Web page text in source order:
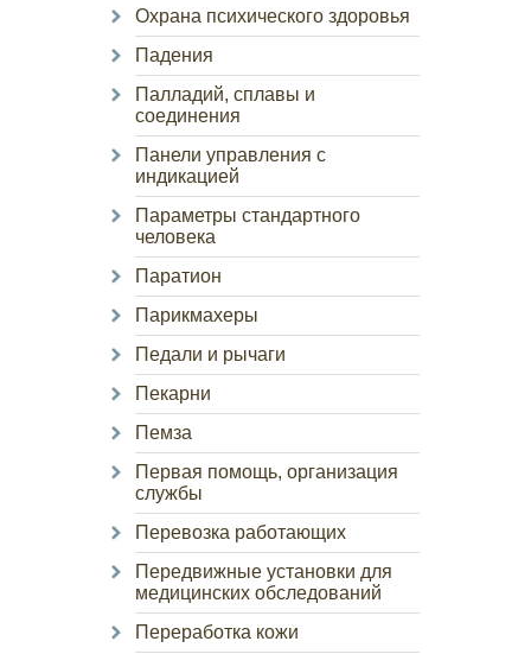
Охрана психического здоровья
Падения
Палладий, сплавы и
соединения
Панели управления с
индикацией
Параметры стандартного
человека
Паратион
Парикмахеры
Педали и рычаги
Пекарни
Пемза
Первая помощь, организация
службы
Перевозка работающих
Передвижные установки для
медицинских обследований
Переработка кожи